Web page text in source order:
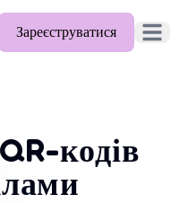
Зареєструватися
кодів